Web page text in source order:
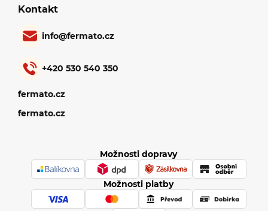
Kontakt
info@fermato.cz
+420 530 540 350
fermato.cz
fermato.cz
Možnosti dopravy
Možnosti platby